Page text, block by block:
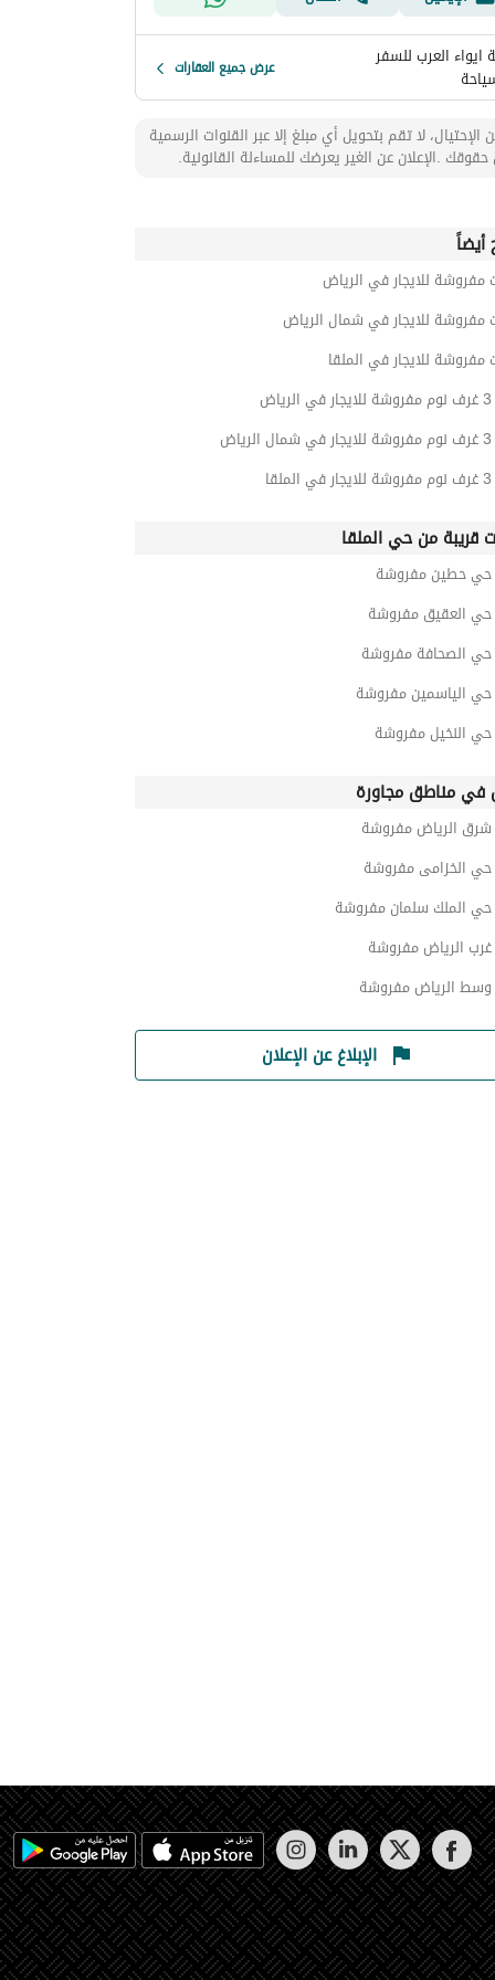
ايواء العرب للسفر
عرض جميع العقارات
الإحتيال، لا تقم بتحويل أي مبلغ إلا عبر القنوات الرسمية
.الإعلان عن الغير يعرضك للمساءلة القانونية.
مفروشة للايجار في الرياض
مفروشة للايجار في شمال الرياض
مفروشة للايجار في الملقا
قريبة من حي الملقا
حطين مفروشة
العقيق مفروشة
الصحافة مفروشة
الياسمين مفروشة
النخيل مفروشة
مناطق مجاورة
الرياض مفروشة
الخزامى مفروشة
الملك سلمان مفروشة
الرياض مفروشة
الرياض مفروشة
الإبلاغ عن الإعلان